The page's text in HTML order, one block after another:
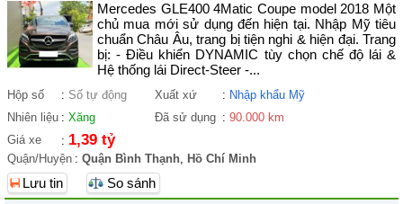
Mercedes GLE400 4Matic Coupe model 2018 Một
chủ mua mới sử dụng đến hiện tại. Nhập Mỹ tiêu
chuẩn Châu Âu, trang bị tiện nghi & hiện đại. Trang
bị: - Điều khiển DYNAMIC tùy chọn chế độ lái &
Hệ thống lái Direct-Steer -...
Hộp số : Số tự động Xuất xứ : Nhập khẩu Mỹ
Nhiên liệu : Xăng Đã sử dụng : 90.000 km
Giá xe
: 1,39 tỷ
Quận/Huyện : Quận Bình Thạnh, Hồ Chí Minh
Lưu tin
So sánh